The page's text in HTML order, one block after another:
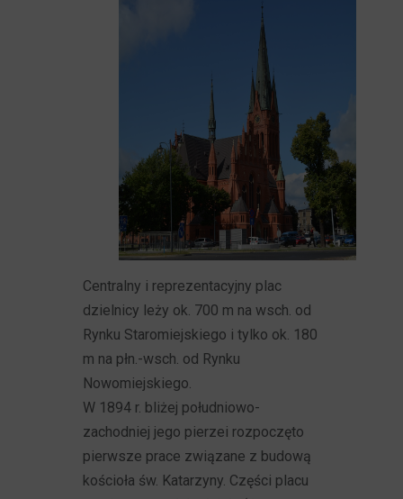
Centralny i reprezentacyjny plac
dzielnicy leży ok. 700 m na wsch. od
Rynku Staromiejskiego i tylko ok. 180
m na płn.-wsch. od Rynku
Nowomiejskiego.
W 1894 r. bliżej południowo-
zachodniej jego pierzei rozpoczęto
pierwsze prace związane z budową
kościoła św. Katarzyny. Części placu